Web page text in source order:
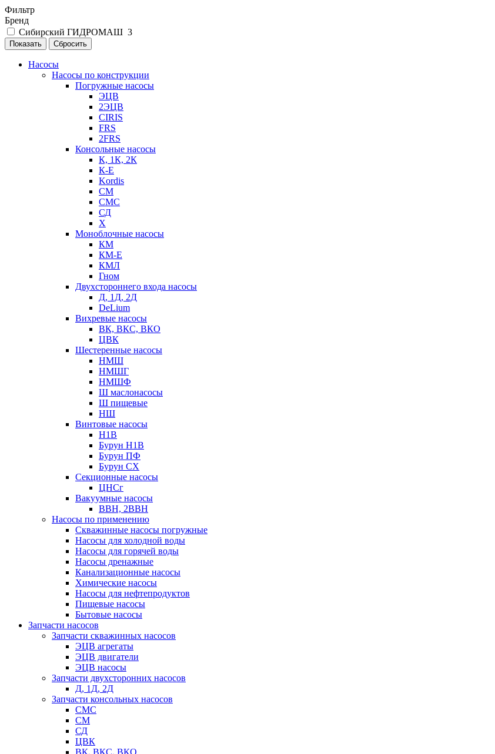
Фильтр
Бренд
Сибирский ГИДРОМАШ 3
Показать Сбросить
Насосы
Насосы по конструкции
Погружные насосы
ЭЦВ
2ЭЦВ
CIRIS
FRS
2FRS
Консольные насосы
К, 1К, 2К
К-Е
Kordis
СМ
СМС
СД
Х
Моноблочные насосы
КМ
КМ-Е
КМЛ
Гном
Двухстороннего входа насосы
Д, 1Д, 2Д
DeLium
Вихревые насосы
ВК, ВКС, ВКО
ЦВК
Шестеренные насосы
НМШ
НМШГ
НМШФ
Ш маслонасосы
Ш пищевые
НШ
Винтовые насосы
Н1В
Бурун Н1В
Бурун ПФ
Бурун СХ
Секционные насосы
ЦНСг
Вакуумные насосы
ВВН, 2ВВН
Насосы по применению
Скважинные насосы погружные
Насосы для холодной воды
Насосы для горячей воды
Насосы дренажные
Канализационные насосы
Химические насосы
Насосы для нефтепродуктов
Пищевые насосы
Бытовые насосы
Запчасти насосов
Запчасти скважинных насосов
ЭЦВ агрегаты
ЭЦВ двигатели
ЭЦВ насосы
Запчасти двухсторонних насосов
Д, 1Д, 2Д
Запчасти консольных насосов
СМС
СМ
СД
ЦВК
ВК, ВКС, ВКО